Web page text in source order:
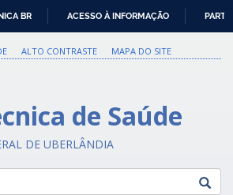
PARA
O
BR ACESSO À INFORMAÇÃO
ALTO CONTRASTE MAPA DO SITE
de Saúde
DE UBERLÂNDIA